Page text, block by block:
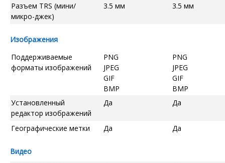
Разъем TRS (мини/
микро-джек)
3.5 мм 3.5 мм
Изображения
Поддерживаемые
форматы изображений
PNG
JPEG
GIF
BMP
PNG
JPEG
GIF
BMP
Установленный
редактор изображений
Да Да
Географические метки Да Да
Видео